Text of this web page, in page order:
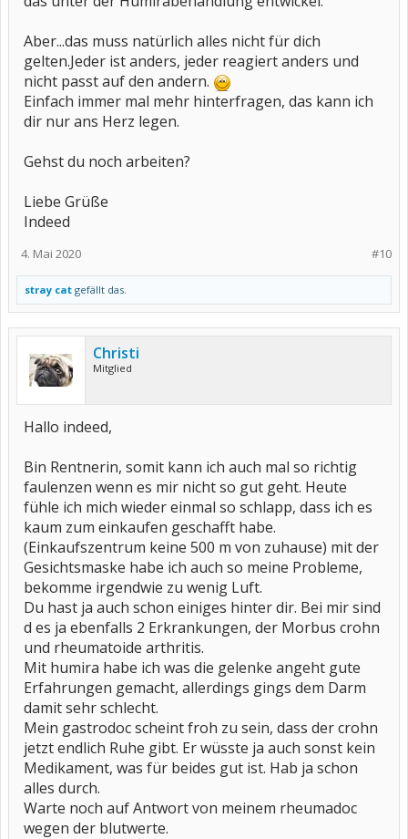
Aber...das muss natürlich alles nicht für dich
gelten.Jeder ist anders, jeder reagiert anders und
nicht passt auf den andern.
Einfach immer mal mehr hinterfragen, das kann ich
dir nur ans Herz legen.
Gehst du noch arbeiten?
Liebe Grüße
Indeed
#10
4. Mai 2020
stray cat gefällt das.
Christi
Mitglied
Hallo indeed,
Bin Rentnerin, somit kann ich auch mal so richtig
faulenzen wenn es mir nicht so gut geht. Heute
fühle ich mich wieder einmal so schlapp, dass ich es
kaum zum einkaufen geschafft habe.
(Einkaufszentrum keine 500 m von zuhause) mit der
Gesichtsmaske habe ich auch so meine Probleme,
bekomme irgendwie zu wenig Luft.
Du hast ja auch schon einiges hinter dir. Bei mir sind
d es ja ebenfalls 2 Erkrankungen, der Morbus crohn
und rheumatoide arthritis.
Mit humira habe ich was die gelenke angeht gute
Erfahrungen gemacht, allerdings gings dem Darm
damit sehr schlecht.
Mein gastrodoc scheint froh zu sein, dass der crohn
jetzt endlich Ruhe gibt. Er wüsste ja auch sonst kein
Medikament, was für beides gut ist. Hab ja schon
alles durch.
Warte noch auf Antwort von meinem rheumadoc
wegen der blutwerte.